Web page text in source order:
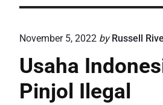
November 5, 2022 by Russell
Usaha
Pinjol Ilegal